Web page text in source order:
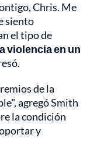
Chris. Me
siento
el tipo de
violencia en un
de la
agregó Smith
la condición
y